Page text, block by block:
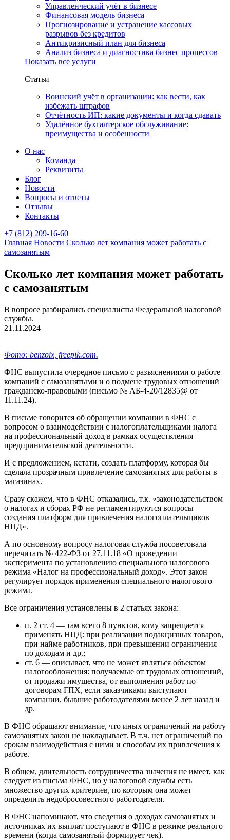
Управленческий учёт в бизнесе
Финансовая модель бизнеса
Прогнозирование и устранение кассовых
разрывов без кредитов
Антикризисный план для бизнеса
Анализ бизнеса и диагностика бизнес процессов
Показать все услуги
Статьи
Воинский учёт в организации: как вести, как
избежать штрафов
Отчётность ИП: какие документы и когда сдавать
Удалённое бухгалтерское обслуживание:
преимущества и особенности
О нас
Команда
Реквизиты
Блог
Новости
Вопросы и ответы
Отзывы
Контакты
+7 (812) 209-16-60
Главная Новости Сколько лет компания может работать с
самозанятым
Сколько лет компания может работать
с самозанятым
В вопросе разбирались специалисты Федеральной налоговой
службы.
21.11.2024
Фото: benzoix, freepik.com.
ФНС выпустила очередное письмо с разъяснениями о работе
компаний с самозанятыми и о подмене трудовых отношений
гражданско-правовыми (письмо № АБ-4-20/12835@ от
11.11.24).
В письме говорится об обращении компании в ФНС с
вопросом о взаимодействии с налогоплательщиками налога
на профессиональный доход в рамках осуществления
предпринимательской деятельности.
И с предложением, кстати, создать платформу, которая бы
сделала прозрачным привлечение самозанятых для работы в
магазинах.
Сразу скажем, что в ФНС отказались, т.к. «законодательством
о налогах и сборах РФ не регламентируются вопросы
создания платформ для привлечения налогоплательщиков
НПД».
А по основному вопросу налоговая служба посоветовала
перечитать № 422-ФЗ от 27.11.18 «О проведении
эксперимента по установлению специального налогового
режима «Налог на профессиональный доход». Этот закон
регулирует порядок применения специального налогового
режима.
Все ограничения установлены в 2 статьях закона:
п. 2 ст. 4 — там всего 8 пунктов, кому запрещается
применять НПД: при реализации подакцизных товаров,
при найме работников, при превышении ограничения
по доходам и др.;
ст. 6 — описывает, что не может являться объектом
налогообложения: получаемые от трудовых отношений,
от продажи имущества, от выполнения работ по
договорам ГПХ, если заказчиками выступают
компании, бывшие работодателями менее 2 лет назад и
др.
В ФНС обращают внимание, что иных ограничений на работу
самозанятых закон не накладывает. В т.ч. нет ограничений по
срокам взаимодействия с ними и способам их привлечения к
работе.
В общем, длительность сотрудничества значения не имеет, как
следует из письма ФНС, но у налоговой службы есть
множество других критериев, по которым она может
определить недобросовестного работодателя.
В ФНС напоминают, что сведения о доходах самозанятых и
источниках их выплат поступают в ФНС в режиме реального
времени (когда самозанятый формирует чек).